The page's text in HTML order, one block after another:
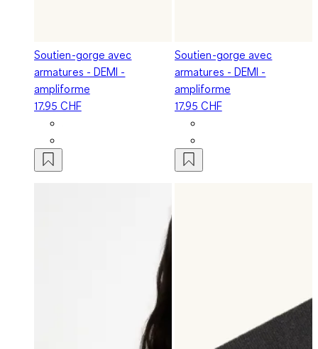
Soutien-gorge avec
armatures - DEMI -
ampliforme
17.95 CHF
Soutien-gorge avec
armatures - DEMI -
ampliforme
17.95 CHF